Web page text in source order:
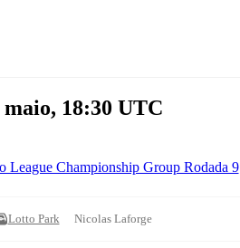
18:30 UTC
League Championship Group Rodada 9
Lotto Park Nicolas Laforge